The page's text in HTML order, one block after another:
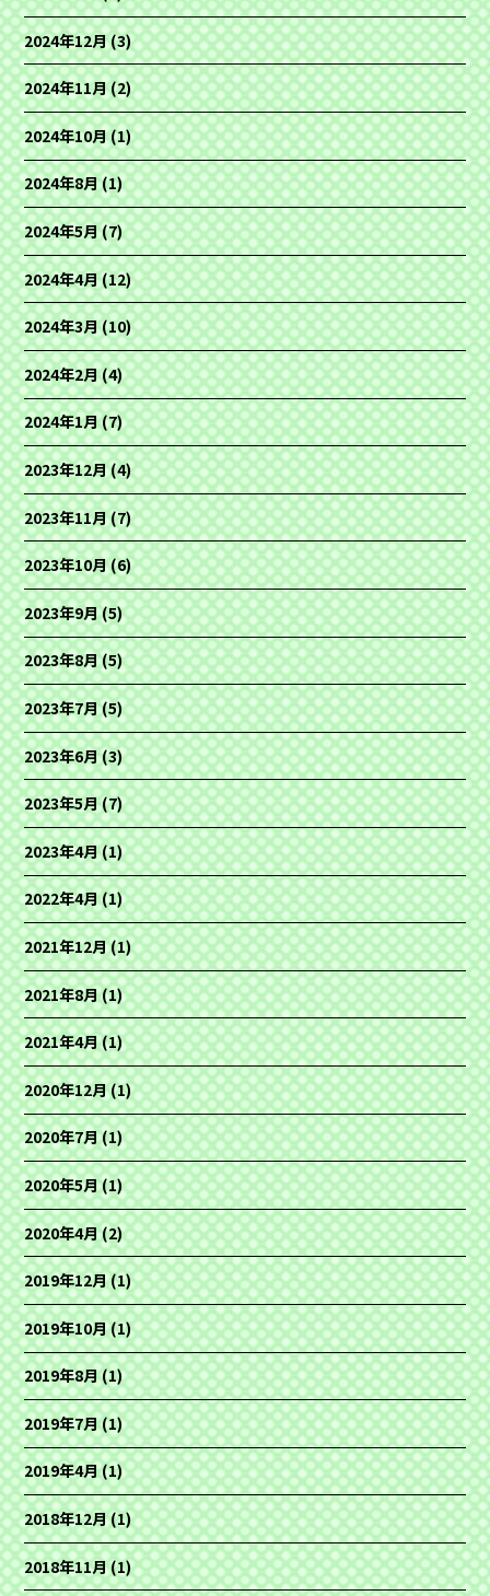
2024年12月(3)
2024年11月(2)
2024年10月(1)
2024年8月(1)
2024年5月(7)
2024年4月(12)
2024年3月(10)
2024年2月(4)
2024年1月(7)
2023年12月(4)
2023年11月(7)
2023年10月(6)
2023年9月(5)
2023年8月(5)
2023年7月(5)
2023年6月(3)
2023年5月(7)
2023年4月(1)
2022年4月(1)
2021年12月(1)
2021年8月(1)
2021年4月(1)
2020年12月(1)
2020年7月(1)
2020年5月(1)
2020年4月(2)
2019年12月(1)
2019年10月(1)
2019年8月(1)
2019年7月(1)
2019年4月(1)
2018年12月(1)
2018年11月(1)